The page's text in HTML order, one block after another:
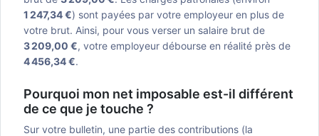
1 247,34 €) sont payées par votre employeur en plus de
votre brut. Ainsi, pour vous verser un salaire brut de
3 209,00 €, votre employeur débourse en réalité près de
4 456,34 €.
Pourquoi mon net imposable est-il différent
de ce que je touche ?
Sur votre bulletin, une partie des contributions (la